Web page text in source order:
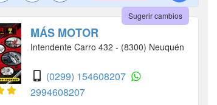
Sugerir cambios
MÁS MOTOR
Intendente Carro 432 - (8300) Neuquén
(0299) 154608207
2994608207